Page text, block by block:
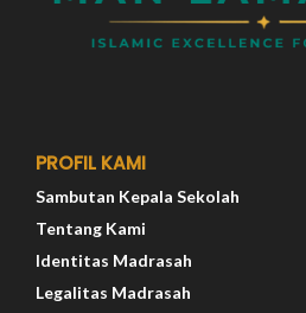
PROFIL KAMI
Sambutan Kepala Sekolah
Tentang Kami
Identitas Madrasah
Legalitas Madrasah